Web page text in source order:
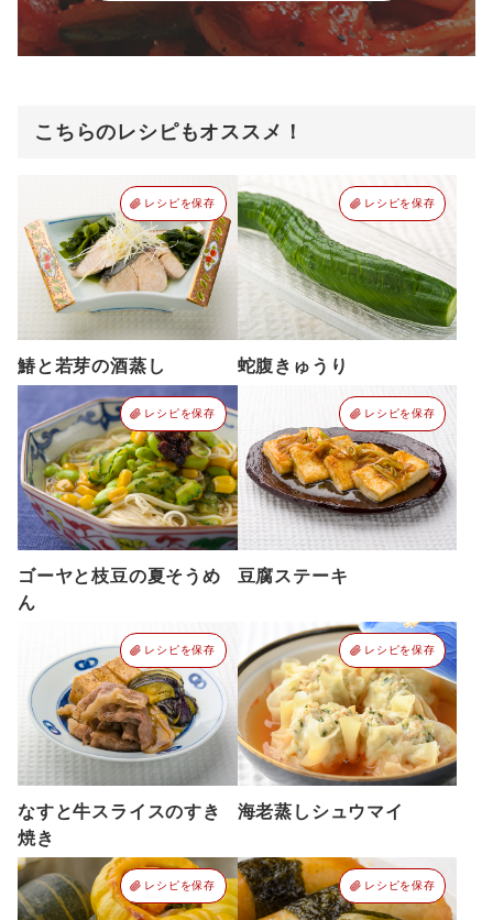
こちらのレシピもオススメ！
レシピを保存
鰆と若芽の酒蒸し
レシピを保存
蛇腹きゅうり
レシピを保存
ゴーヤと枝豆の夏そうめ
ん
レシピを保存
豆腐ステーキ
レシピを保存
なすと牛スライスのすき
焼き
レシピを保存
海老蒸しシュウマイ
レシピを保存 レシピを保存